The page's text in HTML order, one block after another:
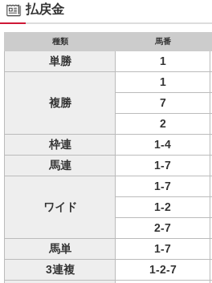
払戻金
種類 馬番
単勝 1
複勝
1
7
2
枠連
1-4
馬連
1-7
ワイド
1-7
1-2
2-7
馬単
1-7
3連複
1-2-7